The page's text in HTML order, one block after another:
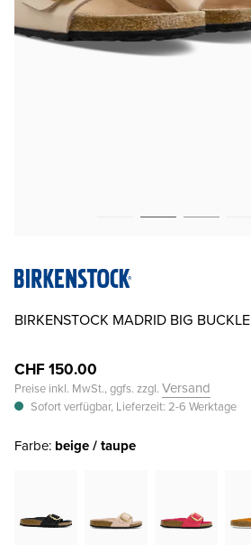
BIRKENSTOCK MADRID BIG BUCKLE
CHF 150.00
Preise inkl. MwSt., ggfs. zzgl. Versand
Sofort verfügbar, Lieferzeit: 2-6 Werktage
Farbe: beige / taupe